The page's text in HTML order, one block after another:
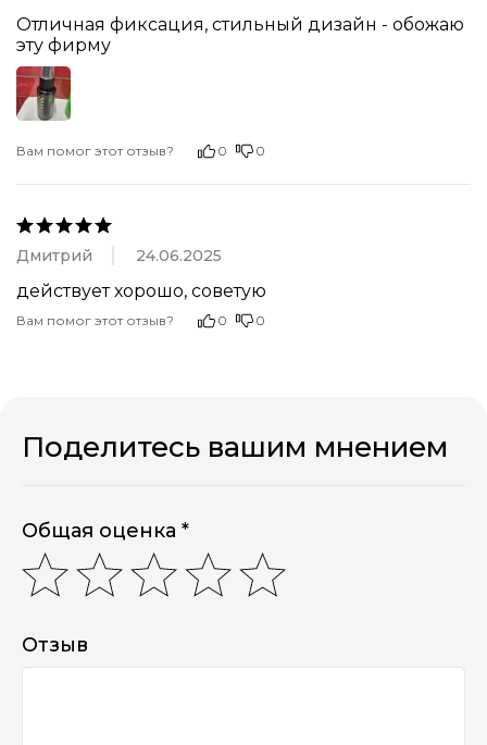
Отличная фиксация, стильный дизайн - обожаю
эту фирму
Вам помог этот отзыв? 0 0
Дмитрий 24.06.2025
действует хорошо, советую
Вам помог этот отзыв? 0 0
Поделитесь вашим мнением
Общая оценка *
Отзыв